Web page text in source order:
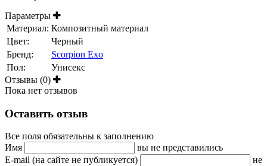
Параметры
Материал: Композитный материал
Цвет:
Черный
Бренд:
Scorpion Exo
Пол:
Унисекс
Отзывы (0)
Пока нет отзывов
Оставить отзыв
Все поля обязательны к заполнению
Имя
вы не представились
E-mail (на сайте не публикуется)
не